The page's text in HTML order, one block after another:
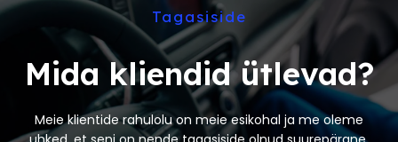
Tagasiside
Mida kliendid ütlevad?
Meie klientide rahulolu on meie esikohal ja me oleme